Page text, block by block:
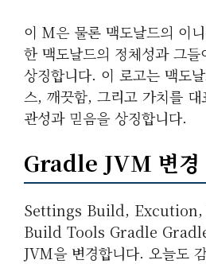
이 M은 물론 맥도날드의 이
한 맥도날드의 정체성과 그
상징합니다. 이 로고는 맥도
스, 깨끗함, 그리고 가치를 대
관성과 믿음을 상징합니다.
Gradle JVM 변경
Settings Build,
Build Tools Gradle
JVM을 변경합니다. 오늘도